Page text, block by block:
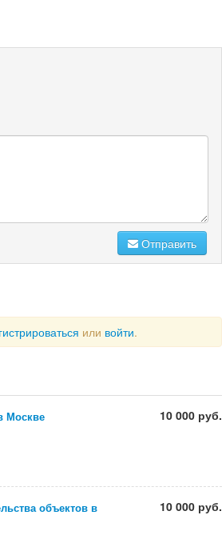
Отправить
или войти.
Москве 10 000 руб.
объектов в
10 000 руб.